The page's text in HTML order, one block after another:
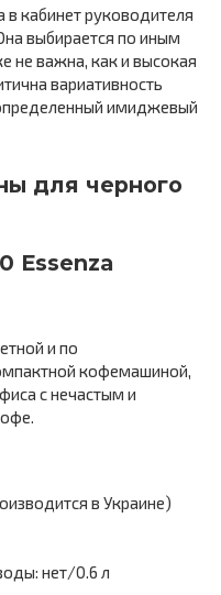
кабинет руководителя
выбирается по иным
не важна, как и высокая
вариативность
имиджевый
для черного
Essenza
и по
кофемашиной,
с нечастым и
в Украине)
нет/0.6 л